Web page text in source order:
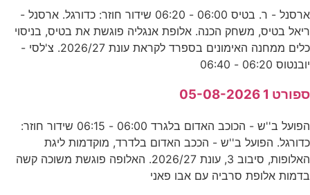
ארסנל - ר. בטיס 06:00 - 06:20 שידור חוזר: כדורגל. ארסנל -
ריאל בטיס, משחק הכנה. אלופת אנגליה פוגשת את בטיס, בניסוי
כלים ממחנה האימונים בספרד לקראת עונת 2026/27. צ'לסי -
יובנטוס 06:20 - 06:40
ספורט 1 05-08-2026
הפועל ב''ש - הכוכב האדום בלגרד 06:00 - 06:15 שידור חוזר:
כדורגל. הפועל ב''ש - הככב האדום בלדרד, מוקדמות ליגת
האלופות, סיבוב 3, עונת 2026/27. האלופה פוגשת משוכה קשה
בדמות אלופת סרביה עם אבו פאני